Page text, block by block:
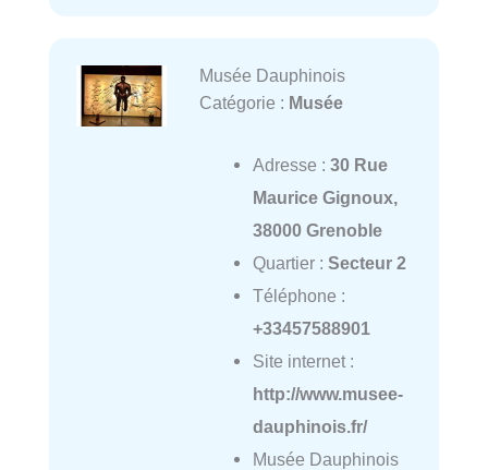
Musée Dauphinois
Catégorie : Musée
Adresse : 30 Rue
Maurice Gignoux,
38000 Grenoble
Quartier : Secteur 2
Téléphone :
+33457588901
Site internet :
http://www.musee-
dauphinois.fr/
Musée Dauphinois